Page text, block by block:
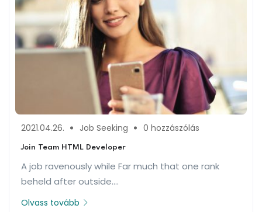
2021.04.26. Job Seeking 0 hozzászólás
Join Team HTML Developer
A job ravenously while Far much that one rank
beheld after outside....
Olvass tovább